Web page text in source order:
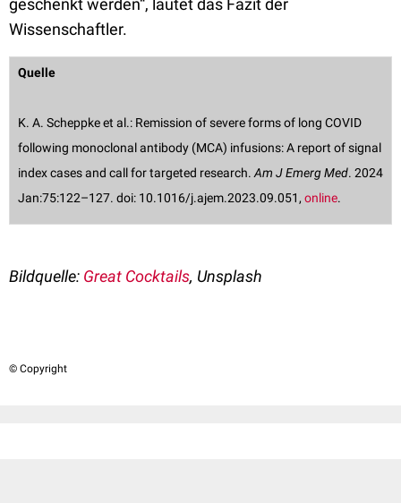
geschenkt werden“, lautet das Fazit der
Wissenschaftler.
Quelle
K. A. Scheppke et al.: Remission of severe forms of long COVID
following monoclonal antibody (MCA) infusions: A report of signal
index cases and call for targeted research.Am J Emerg Med. 2024
Jan:75:122–127. doi: 10.1016/j.ajem.2023.09.051, online.
Bildquelle: Great Cocktails, Unsplash
© Copyright